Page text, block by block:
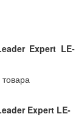
Expert LE-
Expert LE-